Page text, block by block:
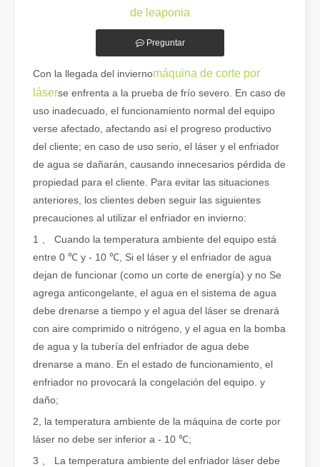
¿Qué es el corte por láser de tubos?
El corte por láser de tubos es una tecnología clave en la
de leaponia
Preguntar
Con la llegada del inviernomáquina de corte por
láserse enfrenta a la prueba de frío severo. En caso de
uso inadecuado, el funcionamiento normal del equipo
verse afectado, afectando así el progreso productivo
del cliente; en caso de uso serio, el láser y el enfriador
de agua se dañarán, causando innecesarios pérdida de
propiedad para el cliente. Para evitar las situaciones
anteriores, los clientes deben seguir las siguientes
precauciones al utilizar el enfriador en invierno:
1 、 Cuando la temperatura ambiente del equipo está
entre 0 ℃ y - 10 ℃, Si el láser y el enfriador de agua
dejan de funcionar (como un corte de energía) y no Se
agrega anticongelante, el agua en el sistema de agua
debe drenarse a tiempo y el agua del láser se drenará
con aire comprimido o nitrógeno, y el agua en la bomba
de agua y la tubería del enfriador de agua debe
drenarse a mano. En el estado de funcionamiento, el
enfriador no provocará la congelación del equipo. y
daño;
2, la temperatura ambiente de la máquina de corte por
láser no debe ser inferior a - 10 ℃;
3 、 La temperatura ambiente del enfriador láser debe